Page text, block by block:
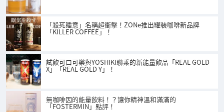
「殺死睡意」名稱超衝擊！ZONe推出罐裝咖啡新品牌
「KILLER COFFEE」！
試飲可口可樂與YOSHIKI聯乘的新能量飲品「REAL GOLD
X」「REAL GOLD Y」！
無咖啡因的能量飲料！？讓你精神溫和滿滿的
「FOSTERMIN」點評！